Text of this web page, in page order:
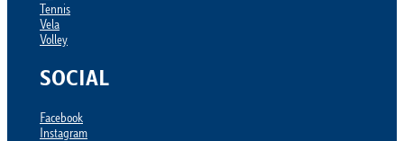
Tennis
Vela
Volley
SOCIAL
Facebook
Instagram